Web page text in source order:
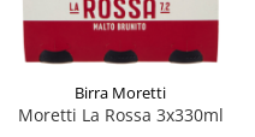
Birra Moretti
Moretti La Rossa 3x330ml